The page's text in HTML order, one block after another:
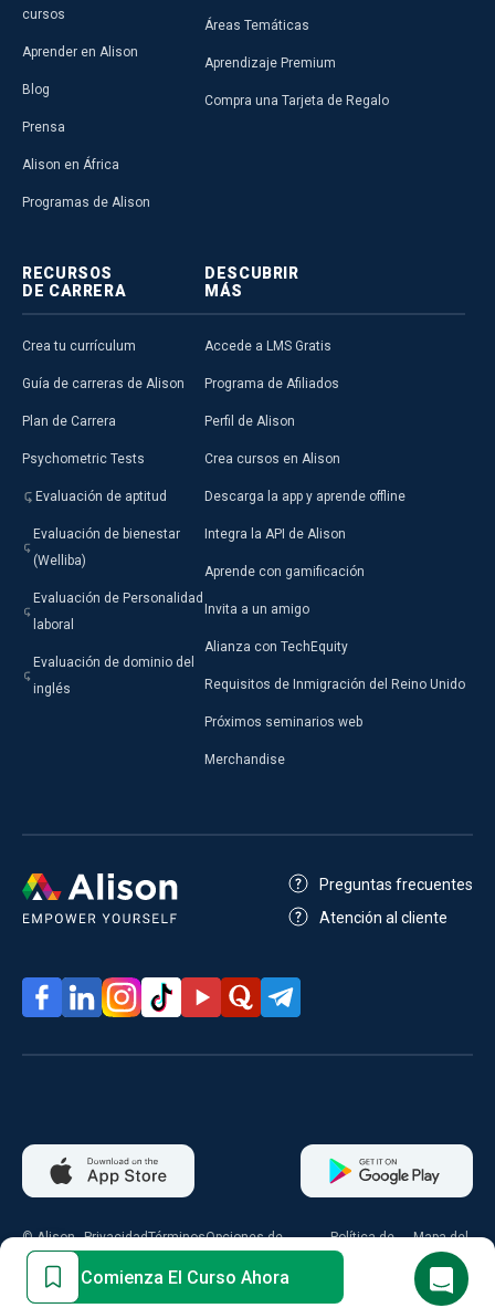
Comienza El Curso Ahora
cursos
Aprender en Alison
Blog
Prensa
Alison en África
Programas de Alison
Áreas Temáticas
Aprendizaje Premium
Compra una Tarjeta de Regalo
RECURSOS
DE CARRERA
Crea tu currículum
Guía de carreras de Alison
Plan de Carrera
Psychometric Tests
Evaluación de aptitud
Evaluación de bienestar
(Welliba)
Evaluación de Personalidad
laboral
Evaluación de dominio del
inglés
DESCUBRIR
MÁS
Accede a LMS Gratis
Programa de Afiliados
Perfil de Alison
Crea cursos en Alison
Descarga la app y aprende offline
Integra la API de Alison
Aprende con gamificación
Invita a un amigo
Alianza con TechEquity
Requisitos de Inmigración del Reino Unido
Próximos seminarios web
Merchandise
Preguntas frecuentes
Atención al cliente
© Alison
2026
PrivacidadTérminosOpciones de
Política de
Mapa del
sitio